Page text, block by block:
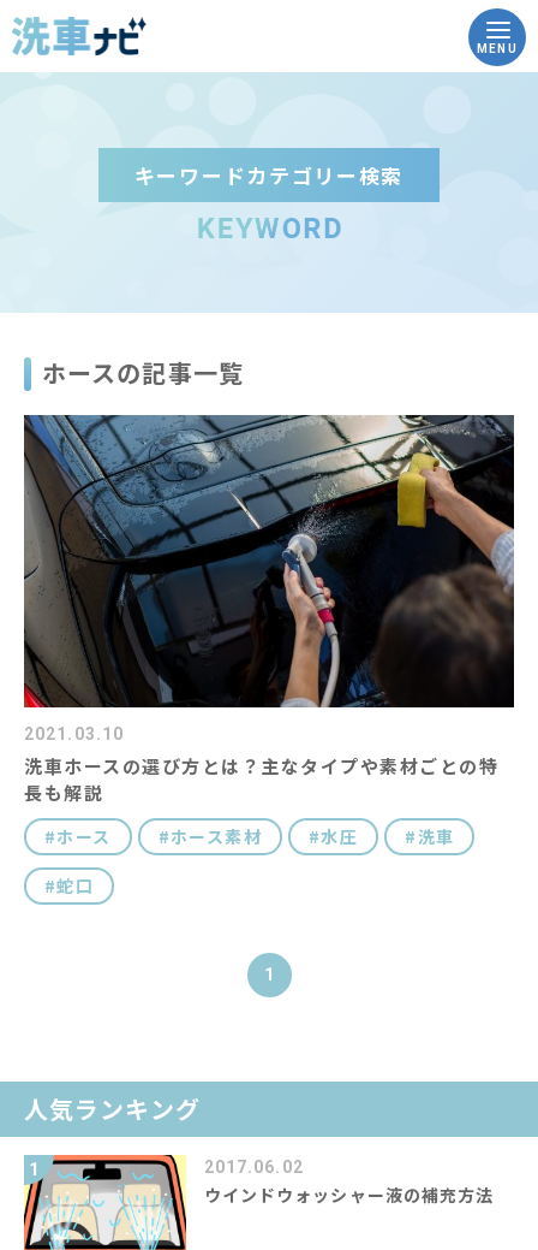
MENU
トップ
洗車の豆知識
実践！how to洗車
こんな時どうする？Q&A
コイン洗車場を調べる
コラム
キャラクター紹介
#キーワード
キーワードカテゴリー検索
ホースの記事一覧
2021.03.10
洗車ホースの選び方とは？主なタイプや素材ごとの特
長も解説
ホース ホース素材 水圧 洗車
蛇口
1
人気ランキング
1 2017.06.02
ウインドウォッシャー液の補充方法